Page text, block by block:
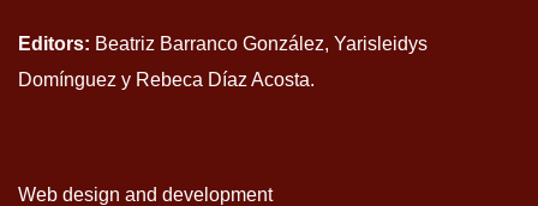
Editors: Beatriz Barranco González, Yarisleidys
Domínguez y Rebeca Díaz Acosta.
Web design and development